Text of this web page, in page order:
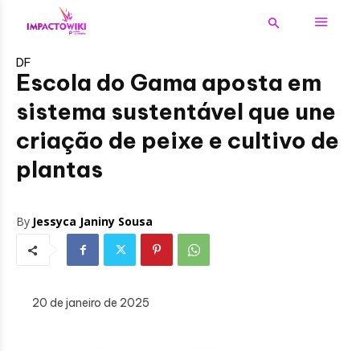
DF
Escola do Gama aposta em
sistema sustentável que une
criação de peixe e cultivo de
plantas
By Jessyca Janiny Sousa
20 de janeiro de 2025